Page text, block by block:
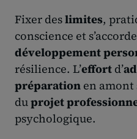
Fixer deslimites,
conscience et
développement
résilience. L’effort d’
préparation en amont
duprojet
psychologique.